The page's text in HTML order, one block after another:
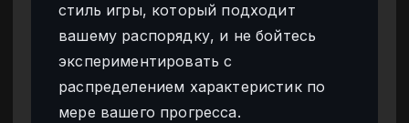
стиль игры, который подходит
вашему распорядку, и не бойтесь
экспериментировать с
распределением характеристик по
мере вашего прогресса.